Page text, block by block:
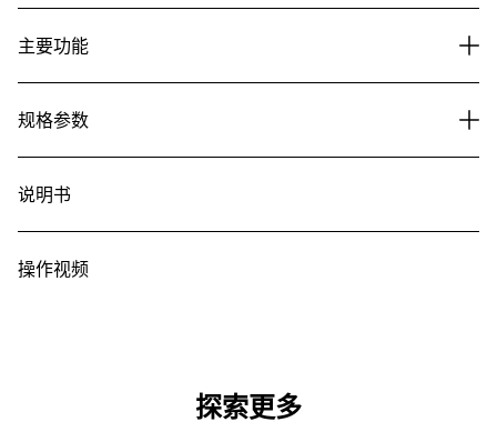
主要功能
规格参数
说明书
操作视频
探索更多